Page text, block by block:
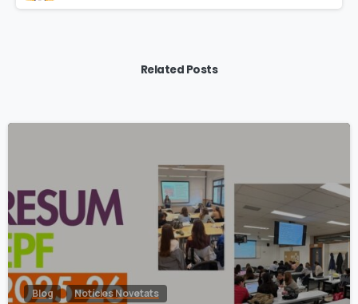
Related Posts
Blog Notícies Novetats